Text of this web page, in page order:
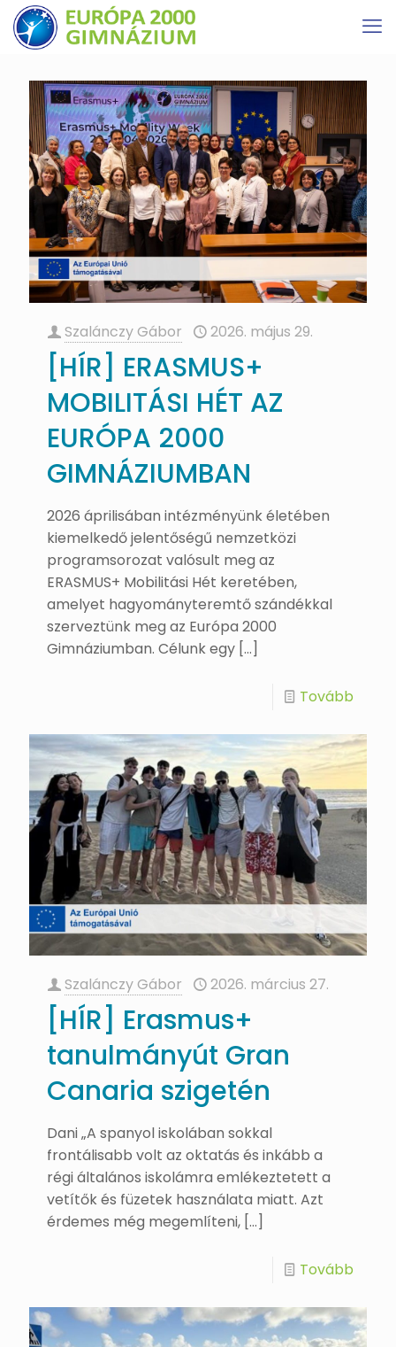
Szalánczy Gábor 2026. május 29.
[HÍR] ERASMUS+
MOBILITÁSI HÉT AZ
EURÓPA 2000
GIMNÁZIUMBAN
2026 áprilisában intézményünk életében
kiemelkedő jelentőségű nemzetközi
programsorozat valósult meg az
ERASMUS+ Mobilitási Hét keretében,
amelyet hagyományteremtő szándékkal
szerveztünk meg az Európa 2000
Gimnáziumban. Célunk egy […]
Tovább
Szalánczy Gábor 2026. március 27.
[HÍR] Erasmus+
tanulmányút Gran
Canaria szigetén
Dani „A spanyol iskolában sokkal
frontálisabb volt az oktatás és inkább a
régi általános iskolámra emlékeztetett a
vetítők és füzetek használata miatt. Azt
érdemes még megemlíteni, […]
Tovább